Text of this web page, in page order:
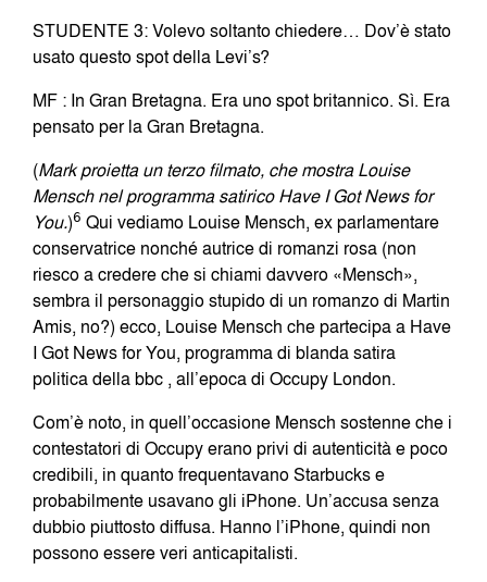
STUDENTE 3: Volevo soltanto chiedere… Dov’è stato
usato questo spot della Levi’s?
MF : In Gran Bretagna. Era uno spot britannico. Sì. Era
pensato per la Gran Bretagna.
(Mark proietta un terzo filmato, che mostra Louise
Mensch nel programma satirico Have I Got News for
You.)6 Qui vediamo Louise Mensch, ex parlamentare
conservatrice nonché autrice di romanzi rosa (non
riesco a credere che si chiami davvero «Mensch»,
sembra il personaggio stupido di un romanzo di Martin
Amis, no?) ecco, Louise Mensch che partecipa a Have
I Got News for You, programma di blanda satira
politica della bbc , all’epoca di Occupy London.
Com’è noto, in quell’occasione Mensch sostenne che i
contestatori di Occupy erano privi di autenticità e poco
credibili, in quanto frequentavano Starbucks e
probabilmente usavano gli iPhone. Un’accusa senza
dubbio piuttosto diffusa. Hanno l’iPhone, quindi non
possono essere veri anticapitalisti.